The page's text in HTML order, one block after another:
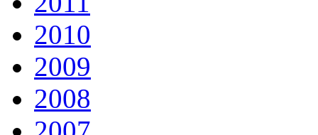
2010
2009
2008